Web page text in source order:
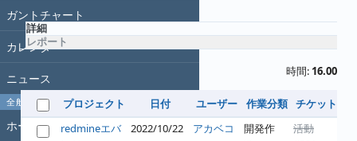
ガントチャート
カレンダー
ニュース
全般
ホーム
詳細
レポート
時間: 16.00
プロジェクト 日付 ユーザー 作業分類 チケット
redmineエバ
2022/10/22 アカベコ
開発作
活動